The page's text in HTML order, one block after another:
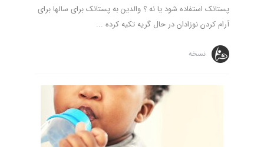
پستانک استفاده شود یا نه ؟ والدین به پستانک برای سالها برای
آرام کردن نوزادان در حال گریه تکیه کرده ...
نسخه